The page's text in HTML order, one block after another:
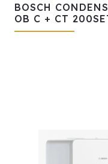
BOSCH
OB C + CT